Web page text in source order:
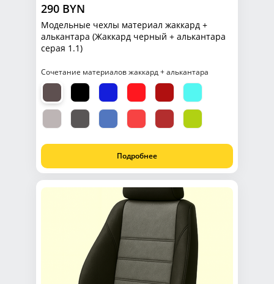
290 BYN
Модельные чехлы материал жаккард +
алькантара (Жаккард черный + алькантара
серая 1.1)
Сочетание материалов жаккард + алькантара
Подробнее